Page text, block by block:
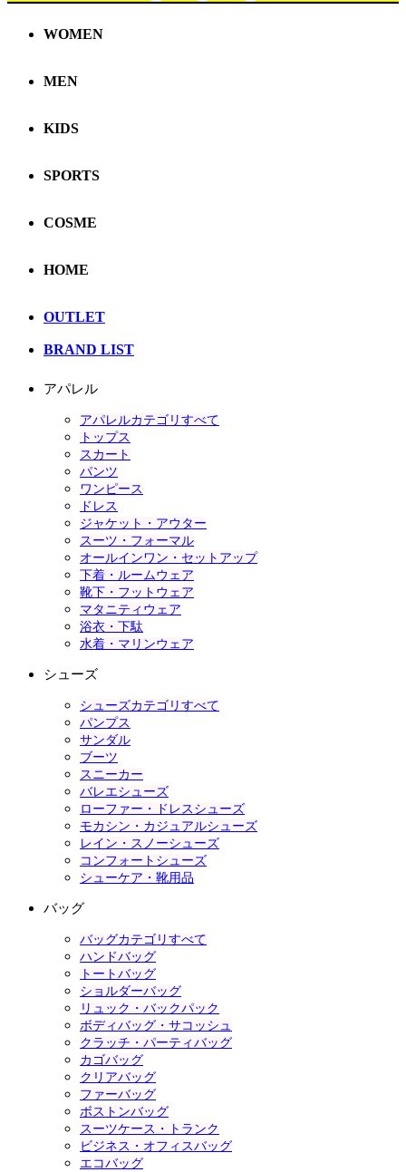
WOMEN
MEN
KIDS
SPORTS
COSME
HOME
OUTLET
BRAND LIST
アパレル
アパレルカテゴリすべて
トップス
スカート
パンツ
ワンピース
ドレス
ジャケット・アウター
スーツ・フォーマル
オールインワン・セットアップ
下着・ルームウェア
靴下・フットウェア
マタニティウェア
浴衣・下駄
水着・マリンウェア
シューズ
シューズカテゴリすべて
パンプス
サンダル
ブーツ
スニーカー
バレエシューズ
ローファー・ドレスシューズ
モカシン・カジュアルシューズ
レイン・スノーシューズ
コンフォートシューズ
シューケア・靴用品
バッグ
バッグカテゴリすべて
ハンドバッグ
トートバッグ
ショルダーバッグ
リュック・バックパック
ボディバッグ・サコッシュ
クラッチ・パーティバッグ
カゴバッグ
クリアバッグ
ファーバッグ
ボストンバッグ
スーツケース・トランク
ビジネス・オフィスバッグ
エコバッグ